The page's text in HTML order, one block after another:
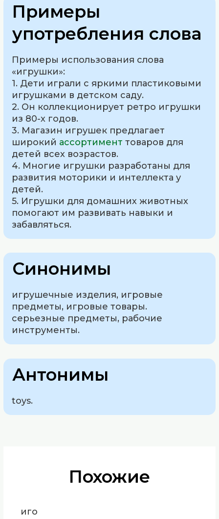
Примеры
употребления слова
Примеры использования слова
«игрушки»:
1. Дети играли с яркими пластиковыми
игрушками в детском саду.
2. Он коллекционирует ретро игрушки
из 80-х годов.
3. Магазин игрушек предлагает
широкий ассортимент товаров для
детей всех возрастов.
4. Многие игрушки разработаны для
развития моторики и интеллекта у
детей.
5. Игрушки для домашних животных
помогают им развивать навыки и
забавляться.
Синонимы
игрушечные изделия, игровые
предметы, игровые товары.
серьезные предметы, рабочие
инструменты.
Антонимы
toys.
Похожие
иго